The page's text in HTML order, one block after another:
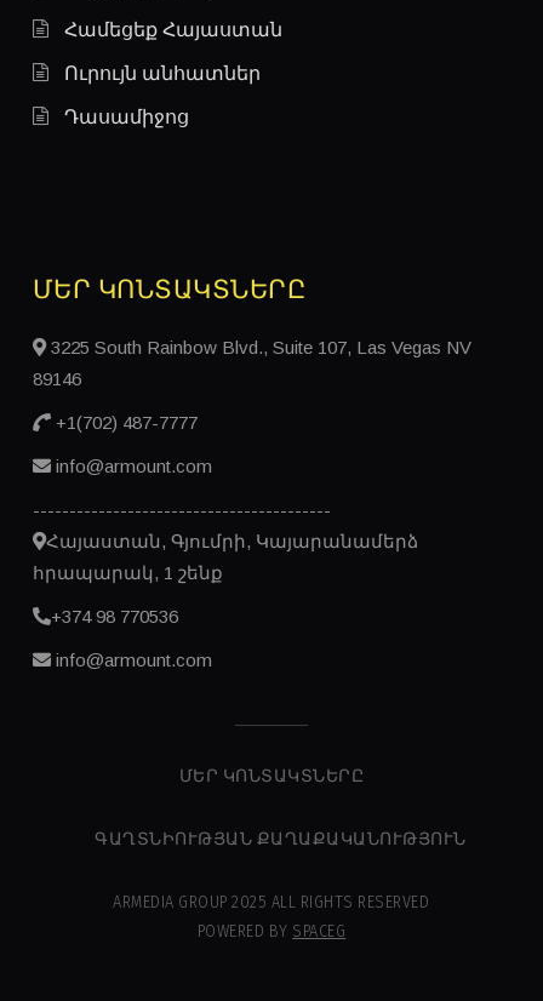
ARMENIAN MASTERS - GAREGIN YEGHOYAN
Համեցեք Հայաստան
Ուրույն անհատներ
Դասամիջոց
ՄԵՐ ԿՈՆՏԱԿՏՆԵՐԸ
3225 South Rainbow Blvd., Suite 107, Las Vegas NV
89146
+1(702) 487-7777
info@armount.com
-----------------------------------------
Հայաստան, Գյումրի, Կայարանամերձ
հրապարակ, 1 շենք
+374 98 770536
info@armount.com
ՄԵՐ ԿՈՆՏԱԿՏՆԵՐԸ
ԳԱՂՏՆԻՈՒԹՅԱՆ ՔԱՂԱՔԱԿԱՆՈՒԹՅՈՒՆ
ARMEDIA GROUP 2025 ALL RIGHTS RESERVED
POWERED BY SPACEG